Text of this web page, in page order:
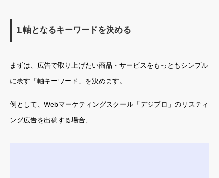
1.軸となるキーワードを決める
まずは、広告で取り上げたい商品・サービスをもっともシンプル
に表す「軸キーワード」を決めます。
例として、Webマーケティングスクール「デジプロ」のリスティ
ング広告を出稿する場合、